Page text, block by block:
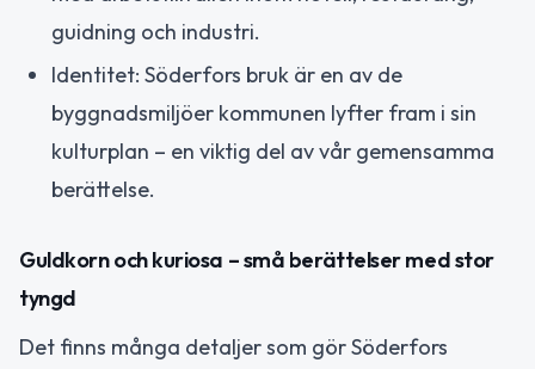
guidning och industri.
Identitet: Söderfors bruk är en av de
byggnadsmiljöer kommunen lyfter fram i sin
kulturplan – en viktig del av vår gemensamma
berättelse.
Guldkorn och kuriosa – små berättelser med stor
tyngd
Det finns många detaljer som gör Söderfors